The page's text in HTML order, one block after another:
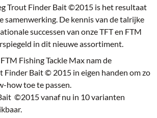
Trout Finder Bait ©2015 is het resultaat
samenwerking. De kennis van de talrijke
successen van onze TFT en FTM
in dit nieuwe assortiment.
Fishing Tackle Max nam de
Finder Bait © 2015 in eigen handen om zo
how toe te passen.
©2015 vanaf nu in 10 varianten